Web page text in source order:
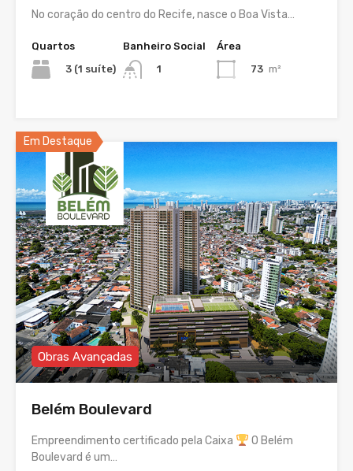
No coração do centro do Recife, nasce o Boa Vista…
Quartos
3 (1 suíte)
Banheiro Social
1
Área
73 m²
Em Destaque
Obras Avançadas
Belém Boulevard
Empreendimento certificado pela Caixa
O Belém
Boulevard é um…